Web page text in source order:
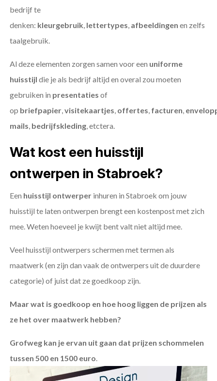
bedrijf te
denken: kleurgebruik, lettertypes, afbeeldingen en zelfs
taalgebruik.
Al deze elementen zorgen samen voor een uniforme
huisstijl die je als bedrijf altijd en overal zou moeten
gebruiken in presentaties of
op briefpapier,visitekaartjes, offertes, facturen,
mails, bedrijfskleding, etctera.
Wat kost een huisstijl
ontwerpen in Stabroek?
Een huisstijl ontwerper inhuren in Stabroek om jouw
huisstijl te laten ontwerpen brengt een kostenpost met zich
mee. Weten hoeveel je kwijt bent valt niet altijd mee.
Veel huisstijl ontwerpers schermen met termen als
maatwerk (en zijn dan vaak de ontwerpers uit de duurdere
categorie) of juist dat ze goedkoop zijn.
Maar wat is goedkoop en hoe hoog liggen de prijzen als
ze het over maatwerk hebben?
Grofweg kan je ervan uit gaan dat prijzen schommelen
tussen 500 en 1500 euro.